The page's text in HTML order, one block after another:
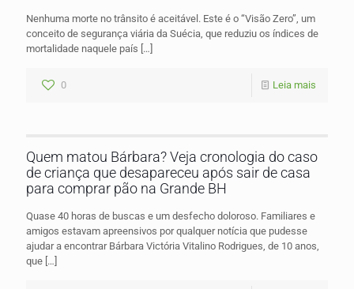
Nenhuma morte no trânsito é aceitável. Este é o “Visão Zero”, um
conceito de segurança viária da Suécia, que reduziu os índices de
mortalidade naquele país […]
0 Leia mais
Quem matou Bárbara? Veja cronologia do caso
de criança que desapareceu após sair de casa
para comprar pão na Grande BH
Quase 40 horas de buscas e um desfecho doloroso. Familiares e
amigos estavam apreensivos por qualquer notícia que pudesse
ajudar a encontrar Bárbara Victória Vitalino Rodrigues, de 10 anos,
que […]